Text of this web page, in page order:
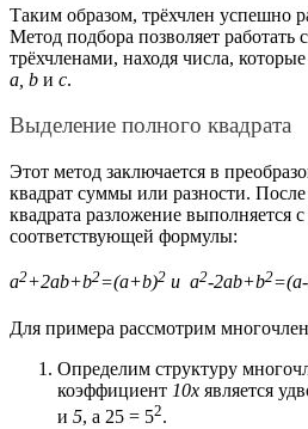
Таким образом, трёхчлен успешно
Метод подбора позволяет работать
трёхчленами, находя числа,
a, b и c.
Выделение полного квадрата
Этот метод заключается в
квадрат суммы или разности.
квадрата разложение выполняется
соответствующей формулы:
a2+2ab+b2=(a+b)2 и a2-2ab+b2=
Для примера рассмотрим
Определим структуру
коэффициент 10x является
и 5, а 25 = 52.